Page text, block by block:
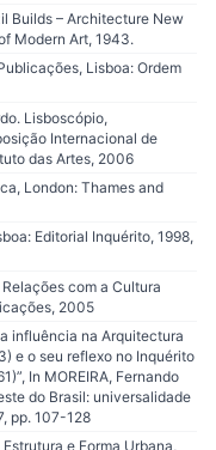
Builds – Architecture New
Modern Art, 1943.
Lisboa: Ordem
Lisboscópio,
Internacional de
das Artes, 2006
London: Thames and
Editorial Inquérito, 1998,
com a Cultura
2005
influência na Arquitectura
e o seu reflexo no Inquérito
In MOREIRA, Fernando
do Brasil: universalidade
pp. 107-128
e Forma Urbana,